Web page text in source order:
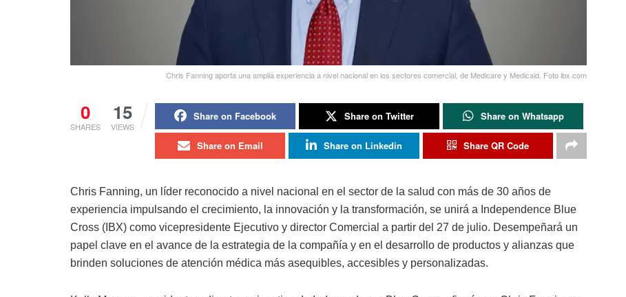
Chris Fanning aporta una amplia experiencia a nivel nacional en los sectores comercial, de Medicare y Medicaid. Foto ibx.com
0
SHARES
15
VIEWS
Share on Facebook Share on Twitter Share on Whatsapp
Share on Email Share on Linkedin Share QR Code
Chris Fanning, un líder reconocido a nivel nacional en el sector de la salud con más de 30 años de
experiencia impulsando el crecimiento, la innovación y la transformación, se unirá a Independence Blue
Cross (IBX) como vicepresidente Ejecutivo y director Comercial a partir del 27 de julio. Desempeñará un
papel clave en el avance de la estrategia de la compañía y en el desarrollo de productos y alianzas que
brinden soluciones de atención médica más asequibles, accesibles y personalizadas.